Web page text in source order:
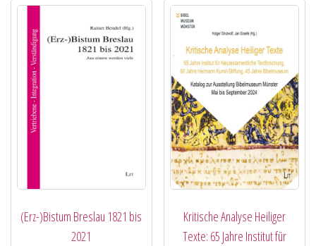
(Erz-)Bistum Breslau 1821 bis
2021
Kritische Analyse Heiliger
Texte: 65 Jahre Institut für